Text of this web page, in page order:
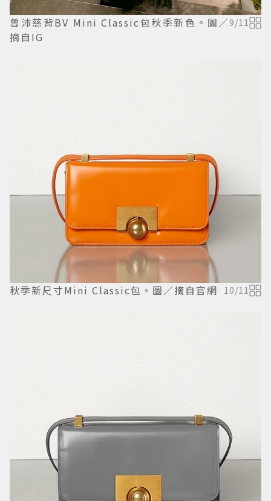
曾沛慈背BV Mini Classic包秋季新色。圖／
摘自IG
9/11
秋季新尺寸Mini Classic包。圖／摘自官網 10/11